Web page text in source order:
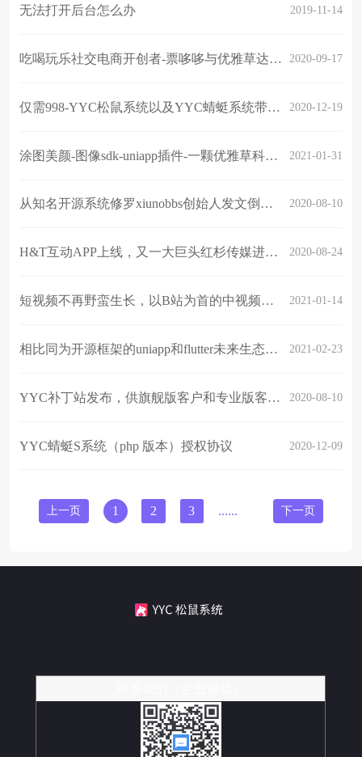
无法打开后台怎么办 2019-11-14
吃喝玩乐社交电商开创者-票哆哆与优雅草达成深度战略合作-联盟cps 2020-09-17
仅需998-YYC松鼠系统以及YYC蜻蜓系统带回家，最新推出服务版系列满足大众需求 2020-12-19
涂图美颜-图像sdk-uniapp插件-一颗优雅草科技-插件限时免费 2021-01-31
从知名开源系统修罗xiunobbs创始人发文倒闭“后会有期”看软件行业开源环境 2020-08-10
H&T互动APP上线，又一大巨头红杉传媒进入行业开启短视频+直播+线下赋能企业营销创新 2020-08-24
短视频不再野蛮生长，以B站为首的中视频会是下一个爆发点吗？ 2021-01-14
相比同为开源框架的uniapp和flutter未来生态前景大对比 2021-02-23
YYC补丁站发布，供旗舰版客户和专业版客户自主选择安装补丁，此为补丁目录 2020-08-10
YYC蜻蜓S系统（php 版本）授权协议 2020-12-09
上一页 1 2 3 ...... 下一页